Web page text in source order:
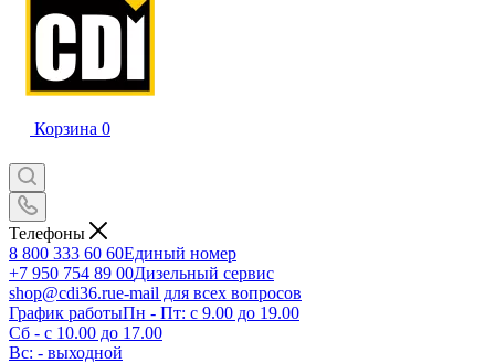
Корзина 0
Телефоны
8 800 333 60 60Единый номер
+7 950 754 89 00Дизельный сервис
shop@cdi36.rue-mail для всех вопросов
График работыПн - Пт: с 9.00 до 19.00
Сб - с 10.00 до 17.00
Вс: - выходной